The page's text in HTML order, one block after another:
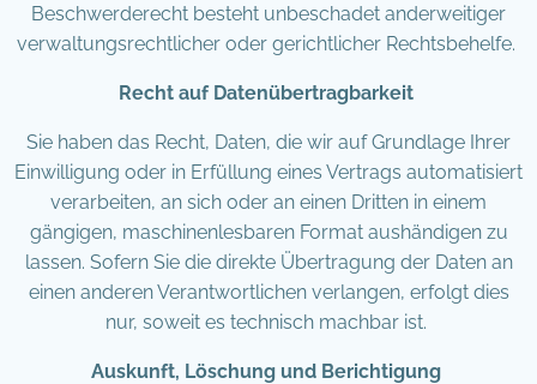
Beschwerderecht besteht unbeschadet anderweitiger
verwaltungsrechtlicher oder gerichtlicher Rechtsbehelfe.
Recht auf Datenübertragbarkeit
Sie haben das Recht, Daten, die wir auf Grundlage Ihrer
Einwilligung oder in Erfüllung eines Vertrags automatisiert
verarbeiten, an sich oder an einen Dritten in einem
gängigen, maschinenlesbaren Format aushändigen zu
lassen. Sofern Sie die direkte Übertragung der Daten an
einen anderen Verantwortlichen verlangen, erfolgt dies
nur, soweit es technisch machbar ist.
Auskunft, Löschung und Berichtigung